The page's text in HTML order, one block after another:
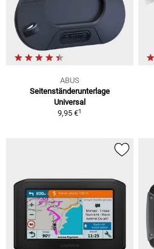
ABUS
Seitenständerunterlage
Universal
9,95 €1